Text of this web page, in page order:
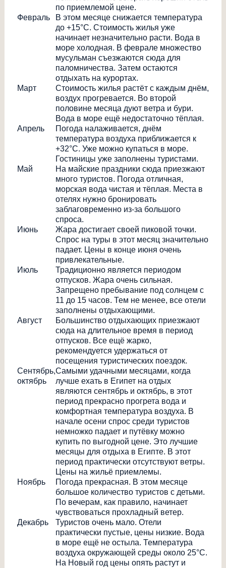
по приемлемой цене.
Февраль
В этом месяце снижается температура
до +15°С. Стоимость жилья уже
начинает незначительно расти. Вода в
море холодная. В феврале множество
мусульман съезжаются сюда для
паломничества. Затем остаются
отдыхать на курортах.
Март
Стоимость жилья растёт с каждым днём,
воздух прогревается. Во второй
половине месяца дуют ветра и бури.
Вода в море ещё недостаточно тёплая.
Апрель
Погода налаживается, днём
температура воздуха приближается к
+32°С. Уже можно купаться в море.
Гостиницы уже заполнены туристами.
Май
На майские праздники сюда приезжают
много туристов. Погода отличная,
морская вода чистая и тёплая. Места в
отелях нужно бронировать
заблаговременно из-за большого
спроса.
Июнь
Жара достигает своей пиковой точки.
Спрос на туры в этот месяц значительно
падает. Цены в конце июня очень
привлекательные.
Июль
Традиционно является периодом
отпусков. Жара очень сильная.
Запрещено пребывание под солнцем с
11 до 15 часов. Тем не менее, все отели
заполнены отдыхающими.
Август
Большинство отдыхающих приезжают
сюда на длительное время в период
отпусков. Все ещё жарко,
рекомендуется удержаться от
посещения туристических поездок.
Сентябрь,
октябрь
Самыми удачными месяцами, когда
лучше ехать в Египет на отдых
являются сентябрь и октябрь, в этот
период прекрасно прогрета вода и
комфортная температура воздуха. В
начале осени спрос среди туристов
немножко падает и путёвку можно
купить по выгодной цене. Это лучшие
месяцы для отдыха в Египте. В этот
период практически отсутствуют ветры.
Цены на жильё приемлемы.
Ноябрь
Погода прекрасная. В этом месяце
большое количество туристов с детьми.
По вечерам, как правило, начинает
чувствоваться прохладный ветер.
Декабрь
Туристов очень мало. Отели
практически пустые, цены низкие. Вода
в море ещё не остыла. Температура
воздуха окружающей среды около 25°С.
На Новый год цены опять растут и